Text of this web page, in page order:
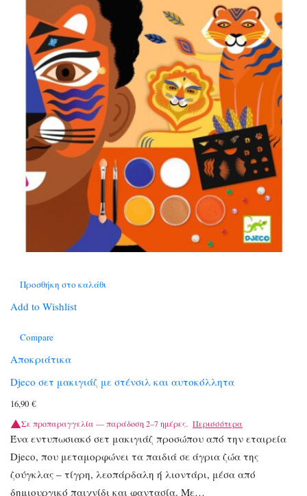
Προσθήκη στο καλάθι
Add to Wishlist
Compare
Αποκριάτικα
Djeco σετ μακιγιάζ με στένσιλ και αυτοκόλλητα
16,90 €
Σε προπαραγγελία — παράδοση 2–7 ημέρες. Περισσότερα
Ένα εντυπωσιακό σετ μακιγιάζ προσώπου από την εταιρεία
Djeco, που μεταμορφώνει τα παιδιά σε άγρια ζώα της
ζούγκλας – τίγρη, λεοπάρδαλη ή λιοντάρι, μέσα από
δημιουργικό παιχνίδι και φαντασία. Με…